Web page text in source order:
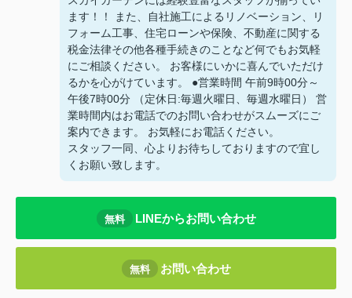
ます！！ また、自社施工によるリノベーション、リ
フォーム工事、住宅ローンや保険、不動産に関する
税金法律その他各種手続きのことなど何でもお気軽
にご相談ください。 お客様にいかに喜んでいただけ
るかを心がけています。 ●営業時間 午前9時00分～
午後7時00分 （定休日:毎週火曜日、毎週水曜日） 営
業時間内はお電話でのお問い合わせがスムーズにご
案内できます。 お気軽にお電話ください。
スタッフ一同、心よりお待ちしておりますので宜し
くお願い致します。
無料 LINEからお問い合わせ
無料 お問い合わせ